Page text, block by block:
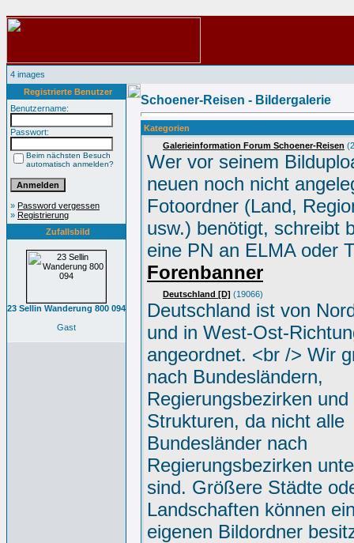
4 images
Registrierte Benutzer
Benutzername:
Passwort:
Beim nächsten Besuch
automatisch anmelden?
» Password vergessen
» Registrierung
Zufallsbild
23 Sellin Wanderung 800 094
Gast
Schoener-Reisen - Bildergalerie
Kategorien
Galerieinformation Forum Schoener-Reisen
Wer vor seinem
neuen noch nicht
Fotoordner (Land,
usw.) benötigt, schreibt
eine PN an ELMA oder
Forenbanner
Deutschland [D] (19066)
Deutschland ist von
und in West-Ost-
angeordnet. <br /> Wir
nach Bundesländern,
Regierungsbezirken
Strukturen, da nicht alle
Bundesländer nach
Regierungsbezirken
sind. Größere Städte
Landschaften können
eigenen Bildordner